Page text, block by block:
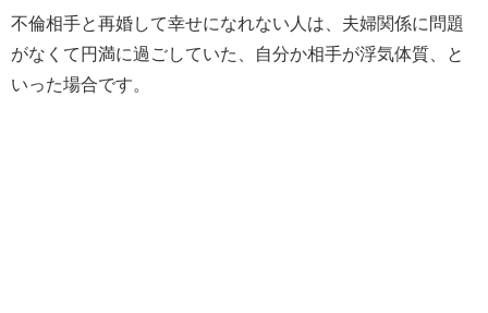
不倫相手と再婚して幸せになれない人は、夫婦関係に問題
がなくて円満に過ごしていた、自分か相手が浮気体質、と
いった場合です。